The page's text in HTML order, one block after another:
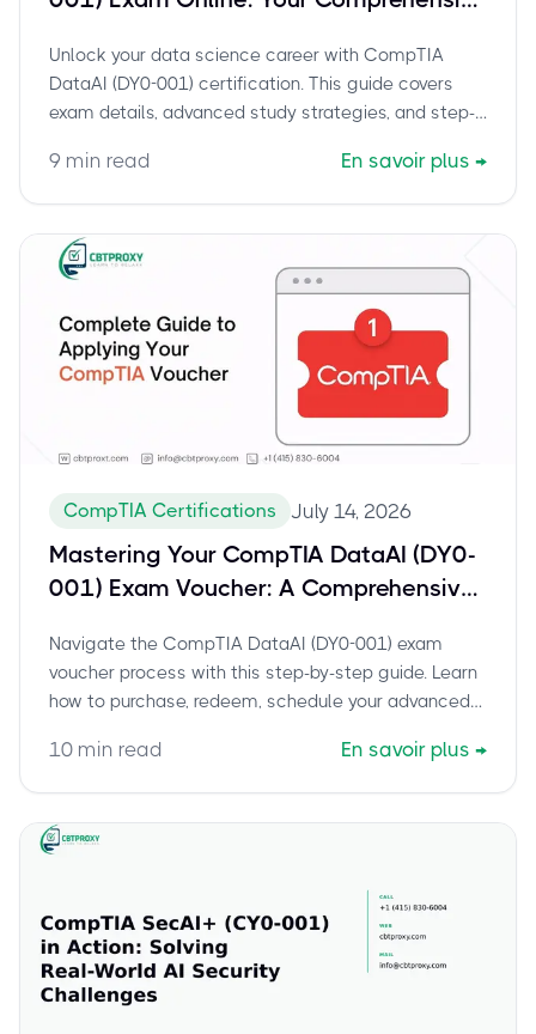
Unlock your data science career with CompTIA
DataAI (DY0-001) certification. This guide covers
exam details, advanced study strategies, and step-
exam from home.
9 min read En savoir plus →
CompTIA Certifications July 14, 2026
Mastering Your CompTIA DataAI (DY0-
001) Exam Voucher: A Comprehensive
Success
Navigate the CompTIA DataAI (DY0-001) exam
voucher process with this step-by-step guide. Learn
how to purchase, redeem, schedule your advanced
Includes expert tips and current exam details.
10 min read En savoir plus →